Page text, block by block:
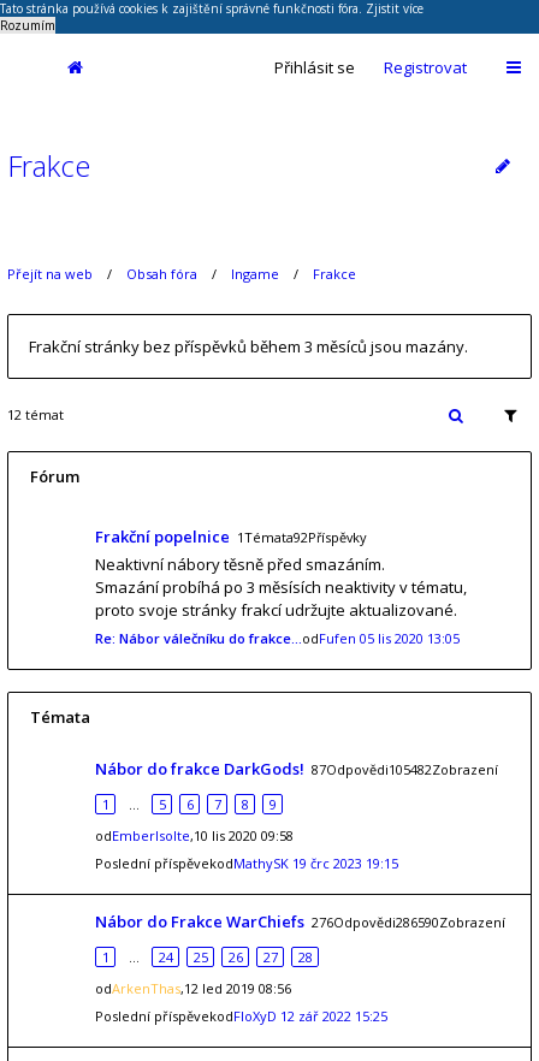
Tato stránka používá cookies k zajištění správné funkčnosti fóra. Zjistit více
Rozumím
Přihlásit se Registrovat
Frakce
Přejít na web Obsah fóra Ingame Frakce
Frakční stránky bez příspěvků během 3 měsíců jsou mazány.
12 témat
Fórum
Frakční popelnice 1Témata92Příspěvky
Neaktivní nábory těsně před smazáním.
Smazání probíhá po 3 měsísích neaktivity v tématu,
proto svoje stránky frakcí udržujte aktualizované.
Re: Nábor válečníku do frakce…odFufen 05 lis 2020 13:05
Témata
Nábor do frakce DarkGods! 87Odpovědi105482Zobrazení
1
… 5 6 7 8
9
odEmberIsolte,10 lis 2020 09:58
Poslední příspěvekodMathySK 19 črc 2023 19:15
Nábor do Frakce WarChiefs 276Odpovědi286590Zobrazení
1
… 24 25 26 27
28
odArkenThas,12 led 2019 08:56
Poslední příspěvekodFloXyD 12 zář 2022 15:25